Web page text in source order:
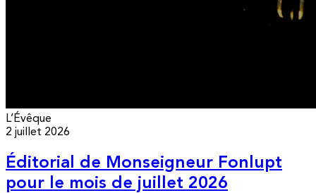
L’Évêque
2 juillet 2026
Éditorial de Monseigneur Fonlupt
pour le mois de juillet 2026